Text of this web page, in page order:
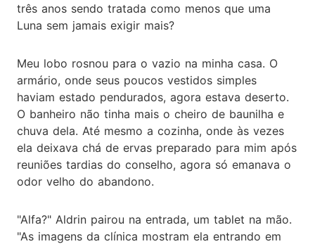
três anos sendo tratada como menos que uma
Luna sem jamais exigir mais?
Meu lobo rosnou para o vazio na minha casa. O
armário, onde seus poucos vestidos simples
haviam estado pendurados, agora estava deserto.
O banheiro não tinha mais o cheiro de baunilha e
chuva dela. Até mesmo a cozinha, onde às vezes
ela deixava chá de ervas preparado para mim após
reuniões tardias do conselho, agora só emanava o
odor velho do abandono.
"Alfa?" Aldrin pairou na entrada, um tablet na mão.
"As imagens da clínica mostram ela entrando em